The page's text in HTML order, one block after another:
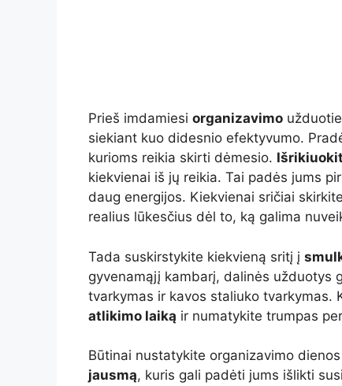
Prieš imdamiesi organizavimo
siekiant kuo didesnio efektyvumo.
kurioms reikia skirti dėmesio.
kiekvienai iš jų reikia. Tai padės jums
daug energijos. Kiekvienai sričiai
realius lūkesčius dėl to, ką galima
Tada suskirstykite kiekvieną sritį į
gyvenamąjį kambarį, dalinės užduotys
tvarkymas ir kavos staliuko tvarkymas.
atlikimo laiką ir numatykite trumpas
Būtinai nustatykite organizavimo
jausmą, kuris gali padėti jums išlikti